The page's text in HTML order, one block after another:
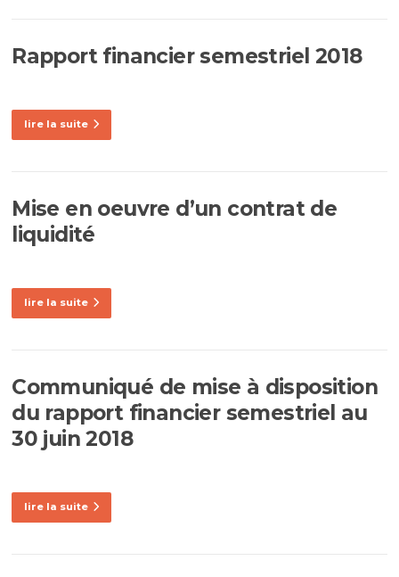
Rapport financier semestriel 2018
lire la suite
Mise en oeuvre d’un contrat de
liquidité
lire la suite
Communiqué de mise à disposition
du rapport financier semestriel au
30 juin 2018
lire la suite